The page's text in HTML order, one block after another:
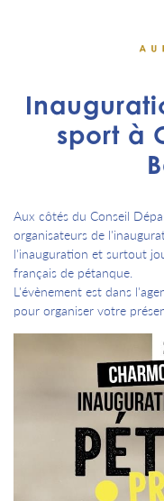
sport à
Aux côtés du Conseil
organisateurs de
l'inauguration et surtout
français de pétanque.
L'évènement est dans
pour organiser votre